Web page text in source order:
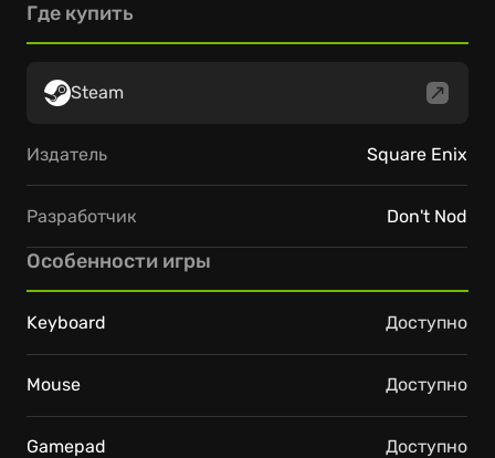
Где купить
Steam
Издатель Square Enix
Разработчик Don't Nod
Особенности игры
Keyboard Доступно
Mouse Доступно
Gamepad Доступно